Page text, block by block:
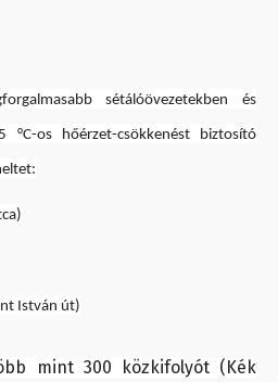
sétálóövezetekben és
°C-os hőérzet-csökkenést biztosító
István út)
mint 300 közkifolyót (Kék